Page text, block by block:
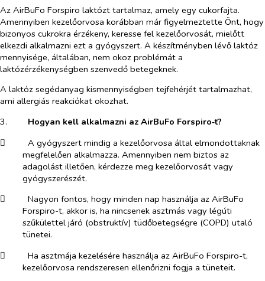
Az AirBuFo Forspiro laktózt tartalmaz, amely egy cukorfajta.
Amennyiben kezelőorvosa korábban már figyelmeztette Önt, hogy
bizonyos cukrokra érzékeny, keresse fel kezelőorvosát, mielőtt
elkezdi alkalmazni ezt a gyógyszert. A készítményben lévő laktóz
mennyisége, általában, nem okoz problémát a
laktózérzékenységben szenvedő betegeknek.
A laktóz segédanyag kismennyiségben tejfehérjét tartalmazhat,
ami allergiás reakciókat okozhat.
3.​
Hogyan kell alkalmazni az AirBuFo Forspiro‑t?
​
A gyógyszert mindig a kezelőorvosa által elmondottaknak
megfelelően alkalmazza. Amennyiben nem biztos az
adagolást illetően, kérdezze meg kezelőorvosát vagy
gyógyszerészét.
​
Nagyon fontos, hogy minden nap használja az AirBuFo
Forspiro-t, akkor is, ha nincsenek asztmás vagy légúti
szűkülettel járó (obstruktív) tüdőbetegségre (COPD) utaló
tünetei.
​
Ha asztmája kezelésére használja az AirBuFo Forspiro-t,
kezelőorvosa rendszeresen ellenőrizni fogja a tüneteit.